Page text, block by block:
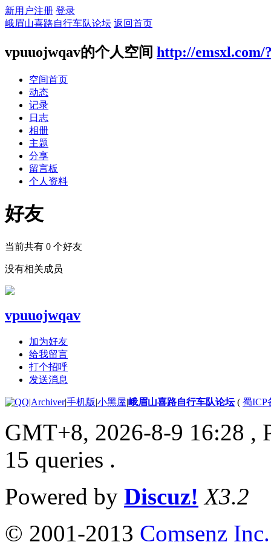
新用户注册 登录
峨眉山喜路自行车队论坛 返回首页
vpuuojwqav的个人空间 http://emsxl.com/
空间首页
动态
记录
日志
相册
主题
分享
留言板
个人资料
好友
当前共有 0 个好友
没有相关成员
vpuuojwqav
加为好友
给我留言
打个招呼
发送消息
|Archiver|手机版|小黑屋|峨眉山喜路自行车队论坛( 蜀ICP
GMT+8, 2026-8-9 16:28 ,
15 queries .
Powered by Discuz! X3.2
© 2001-2013 Comsenz Inc.